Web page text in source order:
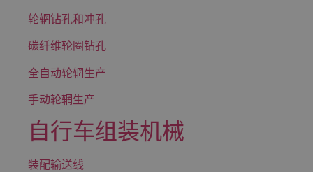
轮辋钻孔和冲孔
碳纤维轮圈钻孔
全自动轮辋生产
手动轮辋生产
自行车组装机械
装配输送线